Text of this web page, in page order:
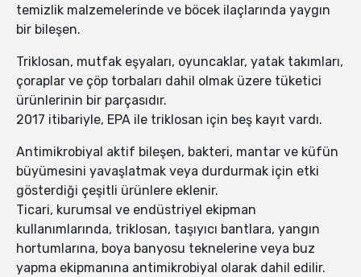
temizlik malzemelerinde ve böcek ilaçlarında yaygın
bir bileşen.
Triklosan, mutfak eşyaları, oyuncaklar, yatak takımları,
çoraplar ve çöp torbaları dahil olmak üzere tüketici
ürünlerinin bir parçasıdır.
2017 itibariyle, EPA ile triklosan için beş kayıt vardı.
Antimikrobiyal aktif bileşen, bakteri, mantar ve küfün
büyümesini yavaşlatmak veya durdurmak için etki
gösterdiği çeşitli ürünlere eklenir.
Ticari, kurumsal ve endüstriyel ekipman
kullanımlarında, triklosan, taşıyıcı bantlara, yangın
hortumlarına, boya banyosu teknelerine veya buz
yapma ekipmanına antimikrobiyal olarak dahil edilir.